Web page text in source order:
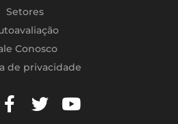
Setores
Conosco
de privacidade